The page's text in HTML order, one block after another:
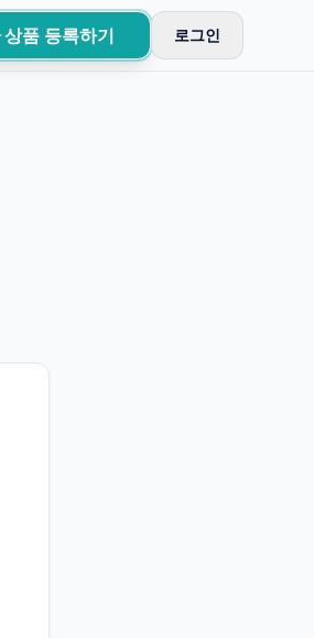
상품 등록하기 로그인